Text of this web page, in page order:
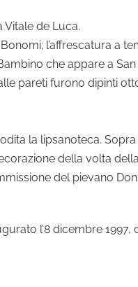
de Luca.
l’affrescatura a
che appare a
pareti furono dipinti
la lipsanoteca.
della volta
del pievano
l’8 dicembre 1997,